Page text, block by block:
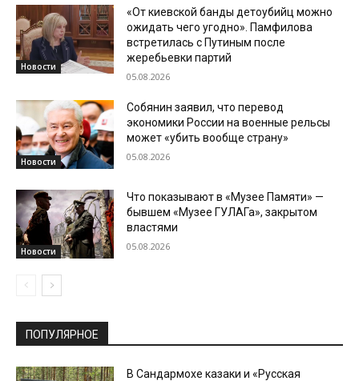
Новости
«От киевской банды детоубийц можно
ожидать чего угодно». Памфилова
встретилась с Путиным после
жеребьевки партий
05.08.2026
Новости
Собянин заявил, что перевод
экономики России на военные рельсы
может «убить вообще страну»
05.08.2026
Новости
Что показывают в «Музее Памяти» —
бывшем «Музее ГУЛАГа», закрытом
властями
05.08.2026
ПОПУЛЯРНОЕ
В Сандармохе казаки и «Русская